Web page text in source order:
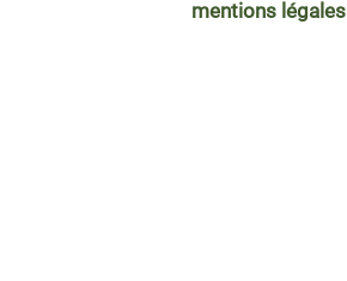
mentions légales